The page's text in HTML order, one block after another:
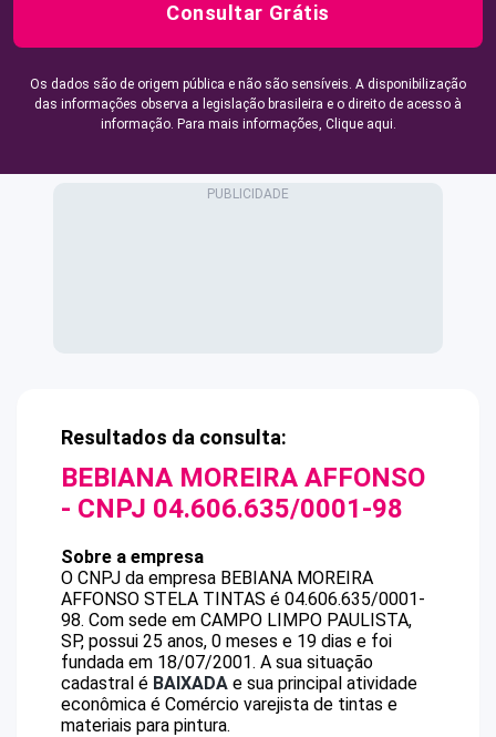
Consultar Grátis
Os dados são de origem pública e não são sensíveis. A disponibilização
das informações observa a legislação brasileira e o direito de acesso à
informação. Para mais informações, Clique aqui.
Resultados da consulta:
BEBIANA MOREIRA AFFONSO
- CNPJ 04.606.635/0001-98
Sobre a empresa
O CNPJ da empresa BEBIANA MOREIRA
AFFONSO STELA TINTAS é 04.606.635/0001-
98. Com sede em CAMPO LIMPO PAULISTA,
SP, possui 25 anos, 0 meses e 19 dias e foi
fundada em 18/07/2001. A sua situação
cadastral é BAIXADA e sua principal atividade
econômica é Comércio varejista de tintas e
materiais para pintura.